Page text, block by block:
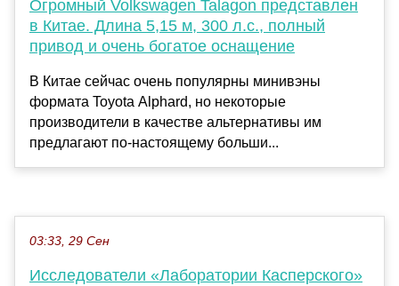
Огромный Volkswagen Talagon представлен
в Китае. Длина 5,15 м, 300 л.с., полный
привод и очень богатое оснащение
В Китае сейчас очень популярны минивэны
формата Toyota Alphard, но некоторые
производители в качестве альтернативы им
предлагают по-настоящему больши...
03:33, 29 Сен
Исследователи «Лаборатории Касперского»